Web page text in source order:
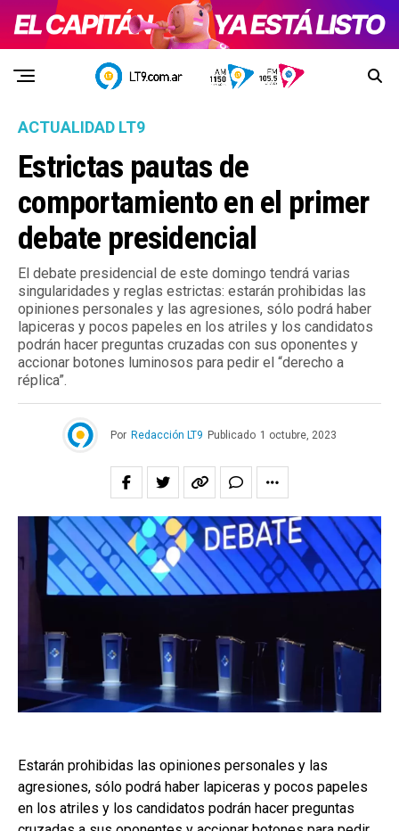
ACTUALIDAD LT9
Estrictas pautas de
comportamiento en el primer
debate presidencial
El debate presidencial de este domingo tendrá varias
singularidades y reglas estrictas: estarán prohibidas las
opiniones personales y las agresiones, sólo podrá haber
lapiceras y pocos papeles en los atriles y los candidatos
podrán hacer preguntas cruzadas con sus oponentes y
accionar botones luminosos para pedir el “derecho a
réplica”.
Por Redacción LT9 Publicado 1 octubre, 2023
Estarán prohibidas las opiniones personales y las
agresiones, sólo podrá haber lapiceras y pocos papeles
en los atriles y los candidatos podrán hacer preguntas